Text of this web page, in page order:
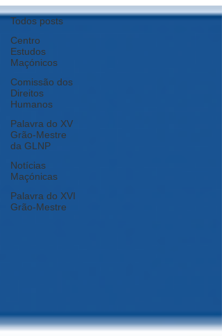
Todos posts
Centro
Estudos
Maçónicos
Comissão dos
Direitos
Humanos
Palavra do XV
Grão-Mestre
da GLNP
Notícias
Maçónicas
Palavra do XVI
Grão-Mestre